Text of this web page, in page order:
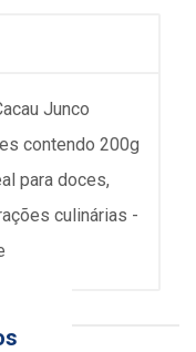
Junco
contendo 200g
para doces,
culinárias -